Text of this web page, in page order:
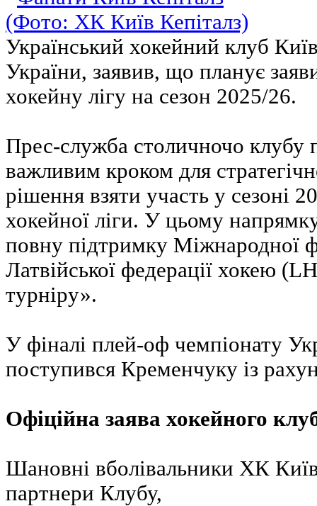
Український хокейний клуб
України, заявив, що планує
хокейну лігу на сезон 2025/26.
Прес-служба столичночо клубу
важливим кроком для
рішення взяти участь у сезоні
хокейної ліги. У цьому
повну підтримку Міжнародної
Латвійської федерації хокею
турніру».
У фіналі плей-оф чемпіонату
поступився Кременчуку із
Офіційна заява хокейного
Шановні вболівальники ХК Київ
партнери Клубу,